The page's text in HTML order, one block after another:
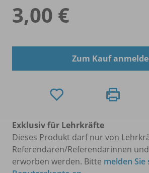
3,00 €
Zum Kauf
Exklusiv für Lehrkräfte
Dieses Produkt darf nur von
Referendaren/Referendarinnen
erworben werden. Bitte melden